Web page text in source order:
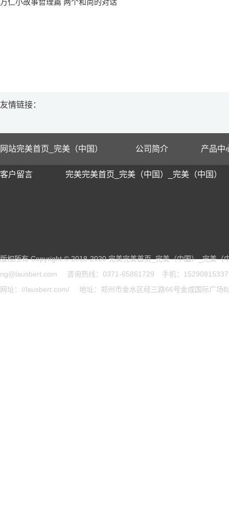
万仁小故事哲理篇 两个和尚的对话
友情链接：
网站完美首页_完美（中国） 公司简介 产品中
客户留言 完美完美首页_完美（中国）_完美（中国）
版权所有 Copyright © 2018-2020 完美完美首页_完美（中国）_完美（
ng@lausbert.com
咨询热线：0371-65861729
手机：
网址：//lausbert.com/
地址：郑州市金水区经三路66号金成国际广场